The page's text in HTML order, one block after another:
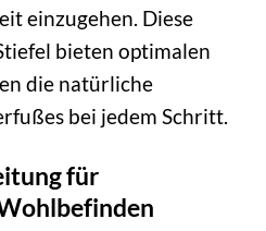
einzugehen. Diese
bieten optimalen
die natürliche
bei jedem Schritt.
für